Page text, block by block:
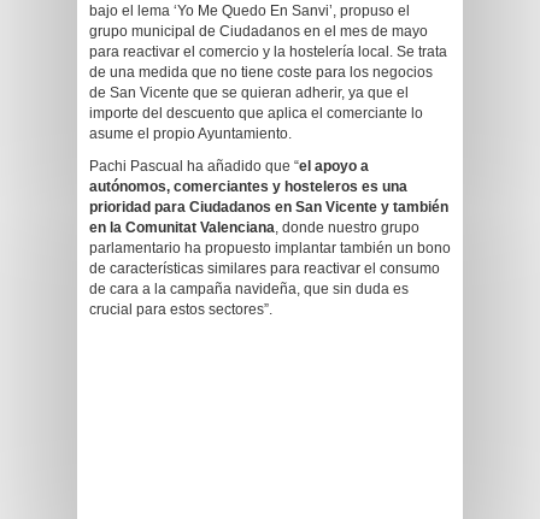
bajo el lema ‘Yo Me Quedo En Sanvi’, propuso el
grupo municipal de Ciudadanos en el mes de mayo
para reactivar el comercio y la hostelería local. Se trata
de una medida que no tiene coste para los negocios
de San Vicente que se quieran adherir, ya que el
importe del descuento que aplica el comerciante lo
asume el propio Ayuntamiento.
Pachi Pascual ha añadido que “el apoyo a
autónomos, comerciantes y hosteleros es una
prioridad para Ciudadanos en San Vicente y también
en la Comunitat Valenciana, donde nuestro grupo
parlamentario ha propuesto implantar también un bono
de características similares para reactivar el consumo
de cara a la campaña navideña, que sin duda es
crucial para estos sectores”.